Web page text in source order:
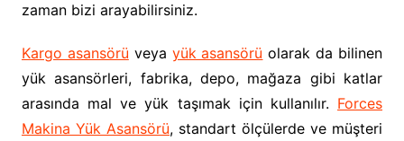
zaman bizi arayabilirsiniz.
Kargo asansörü veya yük asansörü olarak da bilinen
yük asansörleri, fabrika, depo, mağaza gibi katlar
arasında mal ve yük taşımak için kullanılır. Forces
Makina Yük Asansörü, standart ölçülerde ve müşteri